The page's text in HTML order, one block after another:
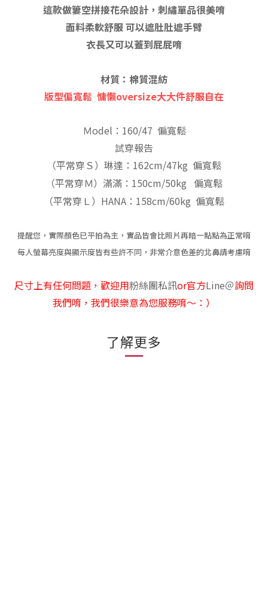
這款做簍空拼接花朵設計，刺繡單品很美唷
面料柔軟舒服 可以遮肚肚遮手臂
衣長又可以蓋到屁屁唷
材質：棉質混紡
版型偏寬鬆 慵懶oversize大大件舒服自在
Ｍodel：160/47 偏寬鬆
試穿報告
（平常穿Ｓ）琳達：162cm/47kg 偏寬鬆
（平常穿Ｍ）滿滿：150cm/50kg 偏寬鬆
（平常穿Ｌ）HANA：158cm/60kg 偏寬鬆
提醒您，實際顏色已平拍為主，實品皆會比照片再暗一點點為正常唷
每人螢幕亮度與顯示度皆有些許不同，非常介意色差的北鼻請考慮唷
尺寸上有任何問題，歡迎用粉絲團私訊or官方Line＠詢問
我們唷，我們很樂意為您服務唷～：）
了解更多